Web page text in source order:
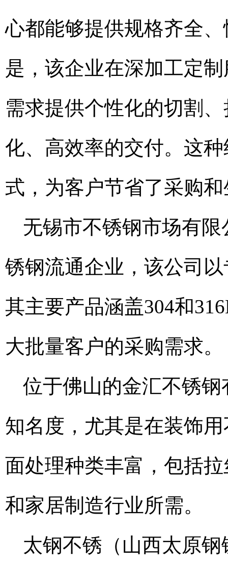
心都能够提供规格齐全
是，该企业在深加工定
需求提供个性化的切割
化、高效率的交付。这
式，为客户节省了采购
无锡市不锈钢市场有
锈钢流通企业，该公司
其主要产品涵盖304和
大批量客户的采购需求。
位于佛山的金汇不锈
知名度，尤其是在装饰
面处理种类丰富，包括
和家居制造行业所需。
太钢不锈（山西太原